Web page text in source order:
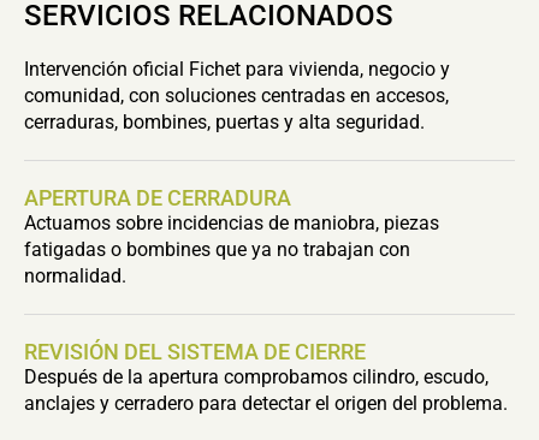
SERVICIOS RELACIONADOS
Intervención oficial Fichet para vivienda, negocio y
comunidad, con soluciones centradas en accesos,
cerraduras, bombines, puertas y alta seguridad.
APERTURA DE CERRADURA
Actuamos sobre incidencias de maniobra, piezas
fatigadas o bombines que ya no trabajan con
normalidad.
REVISIÓN DEL SISTEMA DE CIERRE
Después de la apertura comprobamos cilindro, escudo,
anclajes y cerradero para detectar el origen del problema.